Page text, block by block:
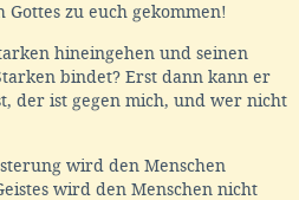
Gottes zu euch gekommen!
hineingehen und seinen
bindet? Erst dann kann er
der ist gegen mich, und wer nicht
wird den Menschen
wird den Menschen nicht